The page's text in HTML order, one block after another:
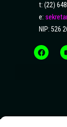
t: (22)
e:
NIP: 526
a
c
e